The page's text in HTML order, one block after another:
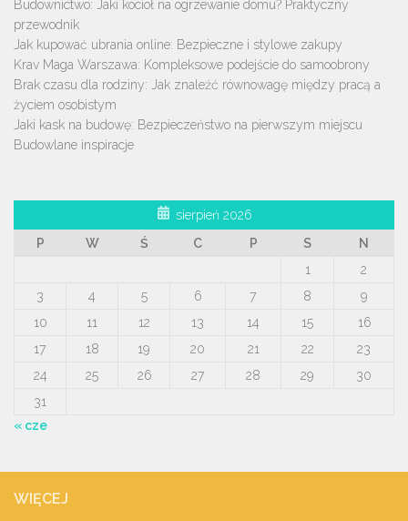
Budownictwo: Jaki kocioł na ogrzewanie domu? Praktyczny
przewodnik
Jak kupować ubrania online: Bezpieczne i stylowe zakupy
Krav Maga Warszawa: Kompleksowe podejście do samoobrony
Brak czasu dla rodziny: Jak znaleźć równowagę między pracą a
życiem osobistym
Jaki kask na budowę: Bezpieczeństwo na pierwszym miejscu
Budowlane inspiracje
sierpień 2026
P
W Ś C P S
N
1
2
3
4 5 6 7 8
9
10
11 12 13 14 15
16
17
18 19 20 21 22
23
24
25 26 27 28 29
30
31
« cze
WIĘCEJ